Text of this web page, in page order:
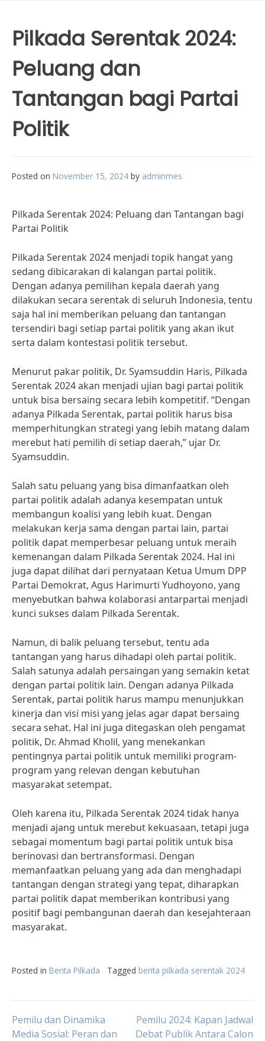
Pilkada Serentak 2024:
Peluang dan
Tantangan bagi Partai
Politik
Posted on November 15, 2024 by adminmes
Pilkada Serentak 2024: Peluang dan Tantangan bagi
Partai Politik
Pilkada Serentak 2024 menjadi topik hangat yang
sedang dibicarakan di kalangan partai politik.
Dengan adanya pemilihan kepala daerah yang
dilakukan secara serentak di seluruh Indonesia, tentu
saja hal ini memberikan peluang dan tantangan
tersendiri bagi setiap partai politik yang akan ikut
serta dalam kontestasi politik tersebut.
Menurut pakar politik, Dr. Syamsuddin Haris, Pilkada
Serentak 2024 akan menjadi ujian bagi partai politik
untuk bisa bersaing secara lebih kompetitif. “Dengan
adanya Pilkada Serentak, partai politik harus bisa
memperhitungkan strategi yang lebih matang dalam
merebut hati pemilih di setiap daerah,” ujar Dr.
Syamsuddin.
Salah satu peluang yang bisa dimanfaatkan oleh
partai politik adalah adanya kesempatan untuk
membangun koalisi yang lebih kuat. Dengan
melakukan kerja sama dengan partai lain, partai
politik dapat memperbesar peluang untuk meraih
kemenangan dalam Pilkada Serentak 2024. Hal ini
juga dapat dilihat dari pernyataan Ketua Umum DPP
Partai Demokrat, Agus Harimurti Yudhoyono, yang
menyebutkan bahwa kolaborasi antarpartai menjadi
kunci sukses dalam Pilkada Serentak.
Namun, di balik peluang tersebut, tentu ada
tantangan yang harus dihadapi oleh partai politik.
Salah satunya adalah persaingan yang semakin ketat
dengan partai politik lain. Dengan adanya Pilkada
Serentak, partai politik harus mampu menunjukkan
kinerja dan visi misi yang jelas agar dapat bersaing
secara sehat. Hal ini juga ditegaskan oleh pengamat
politik, Dr. Ahmad Kholil, yang menekankan
pentingnya partai politik untuk memiliki program-
program yang relevan dengan kebutuhan
masyarakat setempat.
Oleh karena itu, Pilkada Serentak 2024 tidak hanya
menjadi ajang untuk merebut kekuasaan, tetapi juga
sebagai momentum bagi partai politik untuk bisa
berinovasi dan bertransformasi. Dengan
memanfaatkan peluang yang ada dan menghadapi
tantangan dengan strategi yang tepat, diharapkan
partai politik dapat memberikan kontribusi yang
positif bagi pembangunan daerah dan kesejahteraan
masyarakat.
Posted in Berita Pilkada Tagged berita pilkada serentak 2024
Post
Pemilu dan Dinamika
Media Sosial: Peran dan
Pemilu 2024: Kapan Jadwal
Debat Publik Antara Calon